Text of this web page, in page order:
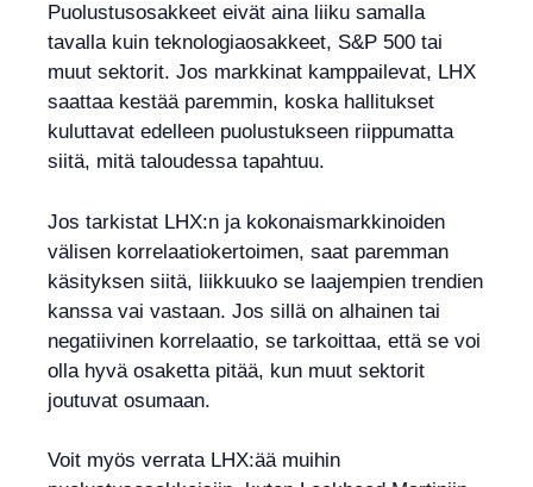
Puolustusosakkeet eivät aina liiku samalla
tavalla kuin teknologiaosakkeet, S&P 500 tai
muut sektorit. Jos markkinat kamppailevat, LHX
saattaa kestää paremmin, koska hallitukset
kuluttavat edelleen puolustukseen riippumatta
siitä, mitä taloudessa tapahtuu.
Jos tarkistat LHX:n ja kokonaismarkkinoiden
välisen korrelaatiokertoimen, saat paremman
käsityksen siitä, liikkuuko se laajempien trendien
kanssa vai vastaan. Jos sillä on alhainen tai
negatiivinen korrelaatio, se tarkoittaa, että se voi
olla hyvä osaketta pitää, kun muut sektorit
joutuvat osumaan.
Voit myös verrata LHX:ää muihin